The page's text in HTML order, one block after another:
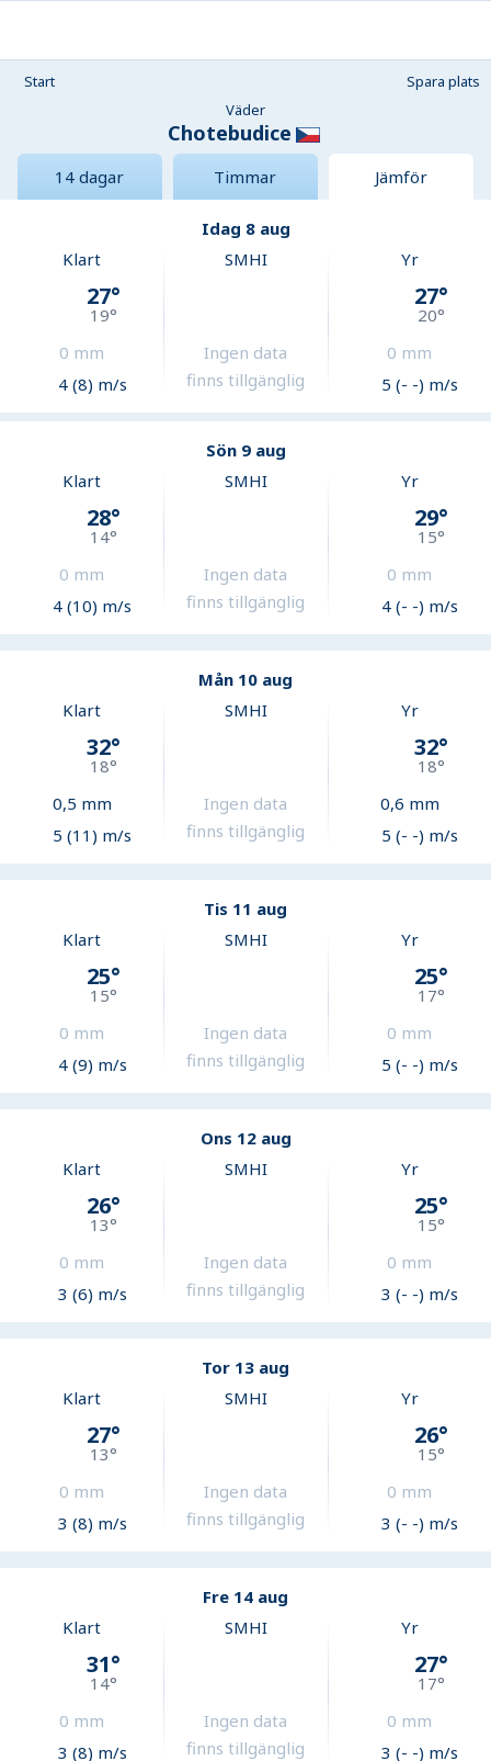
Start
Spara plats
Väder
Chotebudice
14 dagar Timmar Jämför
Idag 8 aug
Klart
27°
19°
0 mm
4 (8) m/s
SMHI
Ingen data
finns tillgänglig
Yr
27°
20°
0 mm
5 (- -) m/s
Sön 9 aug
Klart
28°
14°
0 mm
4 (10) m/s
SMHI
Ingen data
finns tillgänglig
Yr
29°
15°
0 mm
4 (- -) m/s
Mån 10 aug
Klart
32°
18°
0,5 mm
5 (11) m/s
SMHI
Ingen data
finns tillgänglig
Yr
32°
18°
0,6 mm
5 (- -) m/s
Tis 11 aug
Klart
25°
15°
0 mm
4 (9) m/s
SMHI
Ingen data
finns tillgänglig
Yr
25°
17°
0 mm
5 (- -) m/s
Ons 12 aug
Klart
26°
13°
0 mm
3 (6) m/s
SMHI
Ingen data
finns tillgänglig
Yr
25°
15°
0 mm
3 (- -) m/s
Tor 13 aug
Klart
27°
13°
0 mm
3 (8) m/s
SMHI
Ingen data
finns tillgänglig
Yr
26°
15°
0 mm
3 (- -) m/s
Fre 14 aug
Klart
31°
14°
0 mm
3 (8) m/s
SMHI
Ingen data
finns tillgänglig
Yr
27°
17°
0 mm
3 (- -) m/s